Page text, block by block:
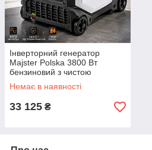
Інверторний генератор
Majster Polska 3800 Вт
бензиновий з чистою
синусоїдою та AVR Польща
Немає в наявності
33 125 ₴